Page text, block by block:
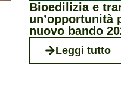
Bioedilizia e
un’opportunità
nuovo bando
Leggi tutto